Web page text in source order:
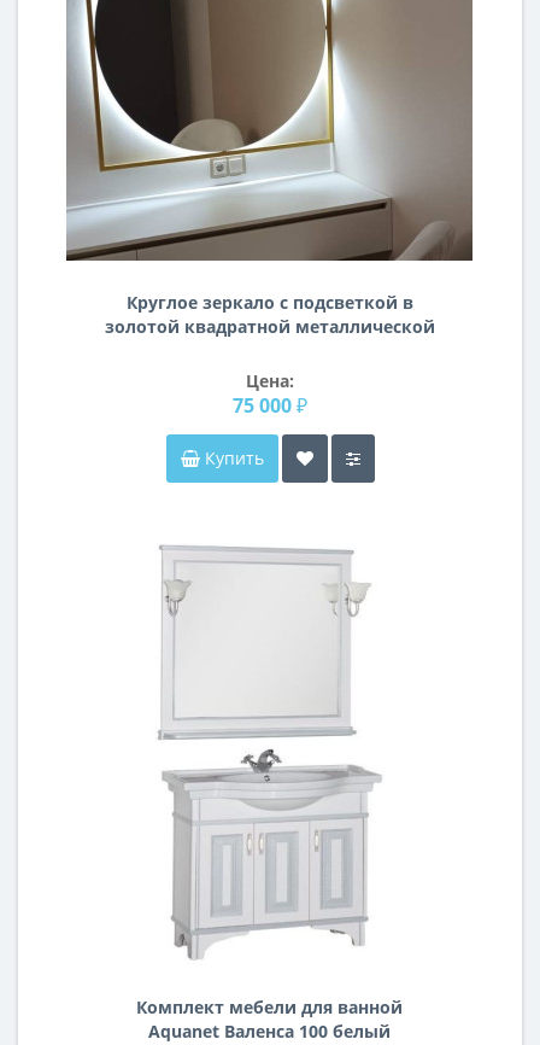
Круглое зеркало с подсветкой в
золотой квадратной металлической
Цена:
75 000 ₽
Купить
Комплект мебели для ванной
Aquanet Валенса 100 белый